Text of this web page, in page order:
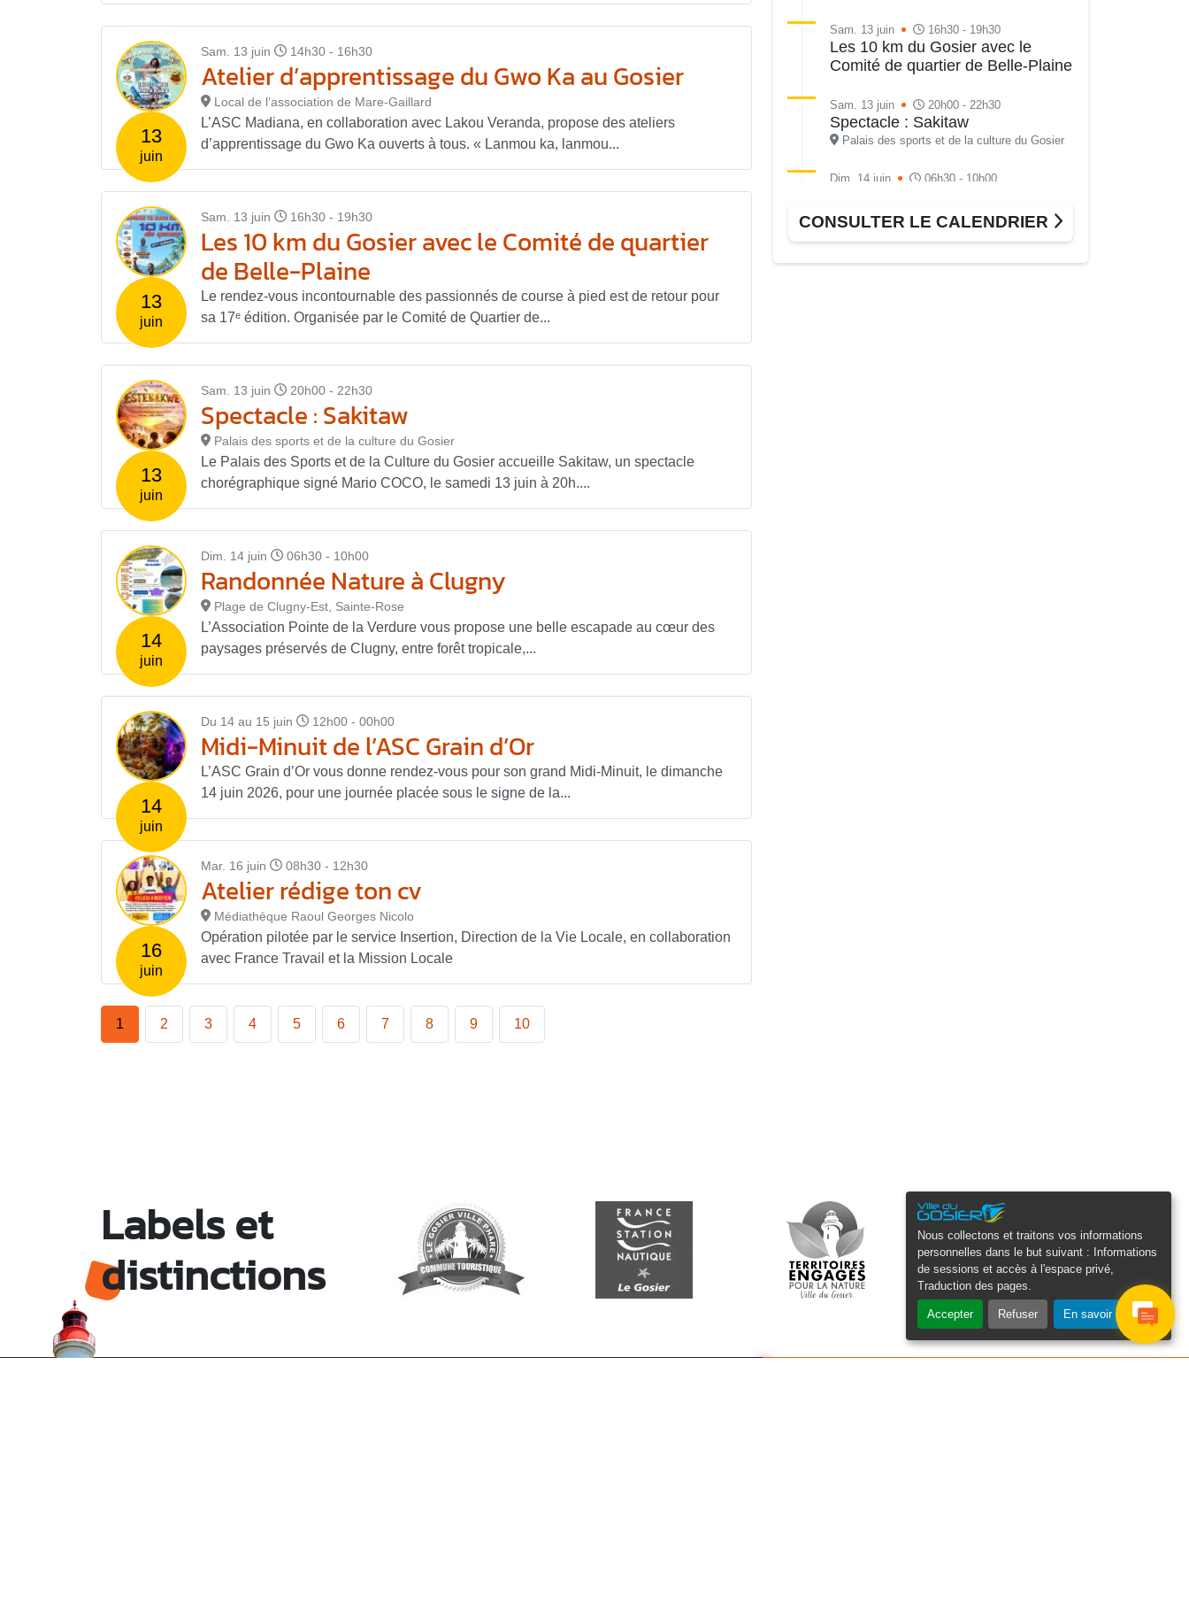
Nous collectons et traitons vos informations
personnelles dans le but suivant :
Informations
de sessions et accès à l'espace privé,
Traduction des pages
Accepter Refuser En savoir plus
13
juin
Sam. 13 juin 14h30 - 16h30
Atelier d’apprentissage du Gwo Ka au Gosier
Local de l’association de Mare-Gaillard
L’ASC Madiana, en collaboration avec Lakou Veranda, propose des ateliers
d’apprentissage du Gwo Ka ouverts à tous. « Lanmou ka, lanmou...
13
juin
Sam. 13 juin 16h30 - 19h30
Les 10 km du Gosier avec le Comité de quartier
de Belle-Plaine
Le rendez-vous incontournable des passionnés de course à pied est de retour pour
sa 17ᵉ édition. Organisée par le Comité de Quartier de...
13
juin
Sam. 13 juin 20h00 - 22h30
Spectacle : Sakitaw
Palais des sports et de la culture du Gosier
Le Palais des Sports et de la Culture du Gosier accueille Sakitaw, un spectacle
chorégraphique signé Mario COCO, le samedi 13 juin à 20h....
14
juin
Dim. 14 juin 06h30 - 10h00
Randonnée Nature à Clugny
Plage de Clugny-Est, Sainte-Rose
L’Association Pointe de la Verdure vous propose une belle escapade au cœur des
paysages préservés de Clugny, entre forêt tropicale,...
14
juin
Du 14 au 15 juin 12h00 - 00h00
Midi-Minuit de l’ASC Grain d’Or
L’ASC Grain d’Or vous donne rendez-vous pour son grand Midi-Minuit, le dimanche
14 juin 2026, pour une journée placée sous le signe de la...
16
juin
Mar. 16 juin 08h30 - 12h30
Atelier rédige ton cv
Médiathèque Raoul Georges Nicolo
Opération pilotée par le service Insertion, Direction de la Vie Locale, en collaboration
avec France Travail et la Mission Locale
1 2 3 4 5 6 7 8 9 10
Sam. 13 juin 16h30 - 19h30
Les 10 km du Gosier avec le
Comité de quartier de Belle-Plaine
Sam. 13 juin 20h00 - 22h30
Spectacle : Sakitaw
Palais des sports et de la culture du Gosier
Dim. 14 juin 06h30 - 10h00
Plage de Clugny-Est, Sainte-Rose
Midi-Minuit de l’ASC Grain d’Or
CONSULTER LE CALENDRIER
Labels et
distinctions